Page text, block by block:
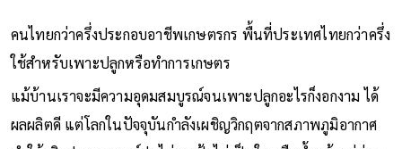
คนไทยกว่าครึ่งประกอบอาชีพเกษตรกร พื้นที่ประเทศไทยกว่าครึ่ง
ใช้สำหรับเพาะปลูกหรือทำการเกษตร
แม้บ้านเราจะมีความอุดมสมบูรณ์จนเพาะปลูกอะไรก็งอกงาม ได้
ผลผลิตดี แต่โลกในปัจจุบันกำลังเผชิญวิกฤตจากสภาพภูมิอากาศ